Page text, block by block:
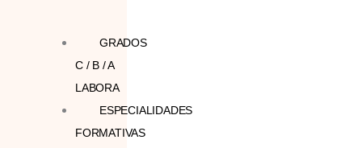
GRADOS
C / B / A
LABORA
ESPECIALIDADES
FORMATIVAS